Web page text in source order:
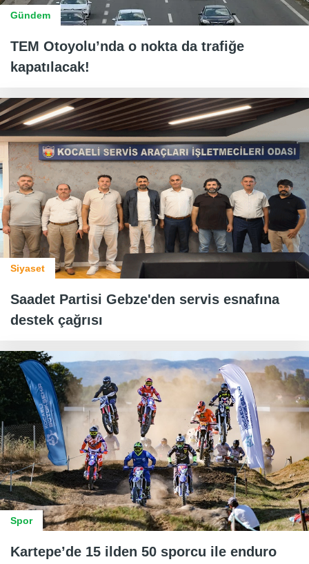
Gündem
TEM Otoyolu’nda o nokta da trafiğe
kapatılacak!
Siyaset
Saadet Partisi Gebze'den servis esnafına
destek çağrısı
Spor
Kartepe’de 15 ilden 50 sporcu ile enduro